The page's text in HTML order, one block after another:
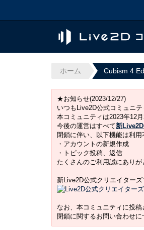
ホーム Cubism 4
★お知らせ(2023/12/27)
いつもLive2D公式コミュニ
本コミュニティは2023年12
今後の運営はすべて新
閉鎖に伴い、以下機能は利用
・アカウントの新規作成
・トピック投稿、返信
たくさんのご利用誠にありが
新Live2D公式クリエイター
なお、本コミュニティに投
閉鎖に関するお問い合わせ